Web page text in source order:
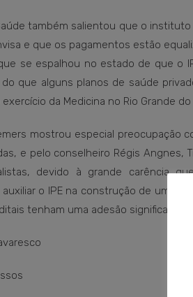
também salientou que o
e que os pagamentos estão
se espalhou no estado de que o
que alguns planos de saúde
da Medicina no Rio Grande do
mostrou especial preocupação
e pelo conselheiro Régis
devido à grande carência
o IPE na construção de um
tenham uma adesão significativa